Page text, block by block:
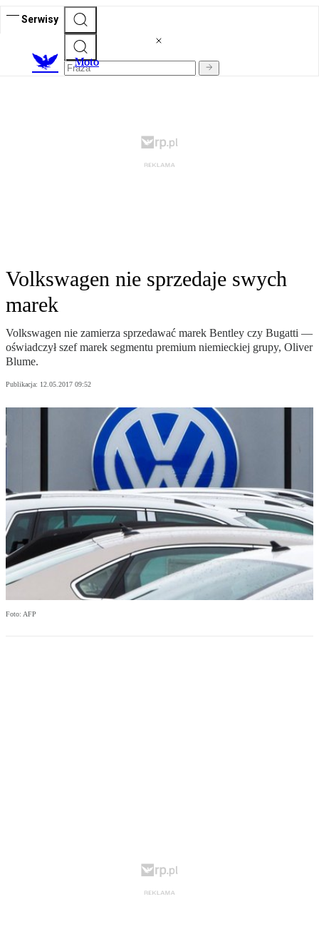
Serwisy
Moto
Volkswagen nie sprzedaje swych
marek
Volkswagen nie zamierza sprzedawać marek Bentley czy Bugatti —
oświadczył szef marek segmentu premium niemieckiej grupy, Oliver
Blume.
Publikacja: 12.05.2017 09:52
Foto: AFP